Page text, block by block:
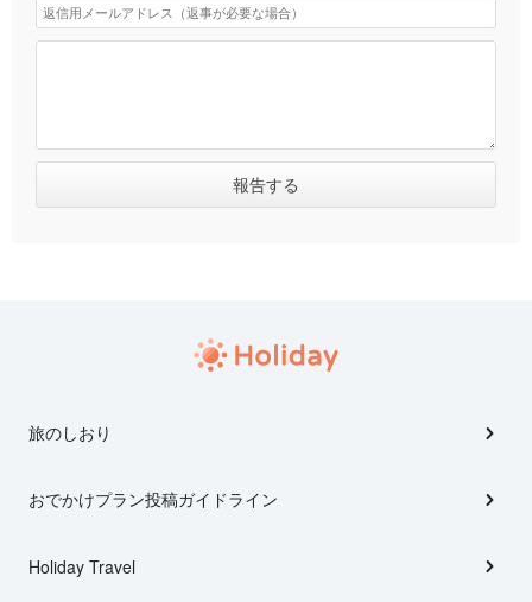
旅のしおり
おでかけプラン投稿ガイドライン
Holiday Travel